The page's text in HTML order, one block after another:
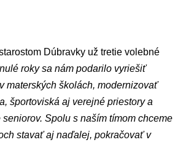
Dúbravky už tretie volebné
roky sa nám podarilo vyriešiť
materských školách, modernizovať
športoviská aj verejné priestory a
Spolu s naším tímom chceme
stavať aj naďalej, pokračovať v